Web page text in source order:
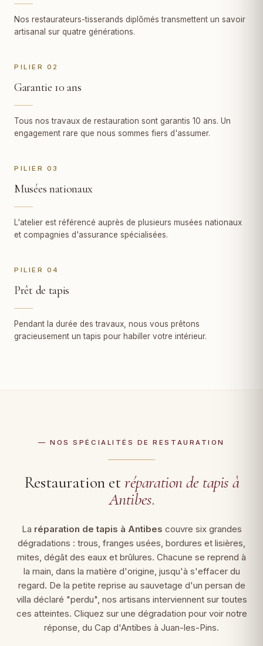
Nos restaurateurs-tisserands diplômés transmettent un savoir
artisanal sur quatre générations.
PILIER 02
Garantie 10 ans
Tous nos travaux de restauration sont garantis 10 ans. Un
engagement rare que nous sommes fiers d'assumer.
PILIER 03
Musées nationaux
L'atelier est référencé auprès de plusieurs musées nationaux
et compagnies d'assurance spécialisées.
PILIER 04
Prêt de tapis
Pendant la durée des travaux, nous vous prêtons
gracieusement un tapis pour habiller votre intérieur.
— NOS SPÉCIALITÉS DE RESTAURATION
Restauration etréparation de tapis à
Antibes.
La réparation de tapis à Antibes couvre six grandes
dégradations : trous, franges usées, bordures et lisières,
mites, dégât des eaux et brûlures. Chacune se reprend à
la main, dans la matière d'origine, jusqu'à s'effacer du
regard. De la petite reprise au sauvetage d'un persan de
villa déclaré "perdu", nos artisans interviennent sur toutes
ces atteintes. Cliquez sur une dégradation pour voir notre
réponse, du Cap d'Antibes à Juan-les-Pins.